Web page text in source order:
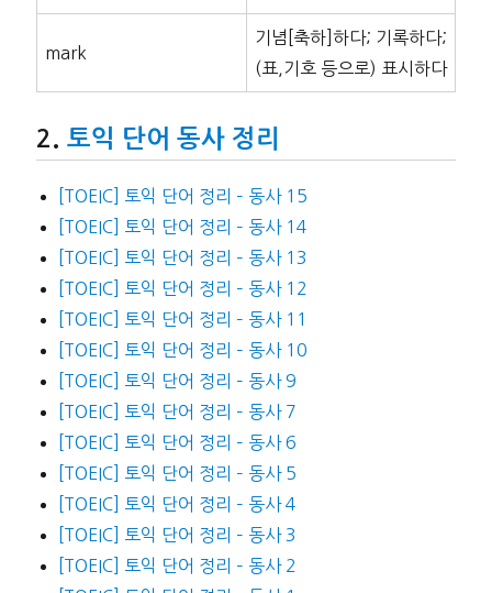
mark
기념[축하]하다; 기록하다;
(표,기호 등으로) 표시하다
토익 단어 동사 정리
[TOEIC] 토익 단어 정리 – 동사 15
[TOEIC] 토익 단어 정리 – 동사 14
[TOEIC] 토익 단어 정리 – 동사 13
[TOEIC] 토익 단어 정리 – 동사 12
[TOEIC] 토익 단어 정리 – 동사 11
[TOEIC] 토익 단어 정리 – 동사 10
[TOEIC] 토익 단어 정리 – 동사 9
[TOEIC] 토익 단어 정리 – 동사 7
[TOEIC] 토익 단어 정리 – 동사 6
[TOEIC] 토익 단어 정리 – 동사 5
[TOEIC] 토익 단어 정리 – 동사 4
[TOEIC] 토익 단어 정리 – 동사 3
[TOEIC] 토익 단어 정리 – 동사 2